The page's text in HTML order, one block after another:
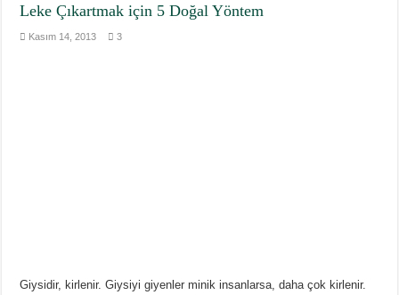
Leke Çıkartmak için 5 Doğal Yöntem
Kasım 14, 2013 3
Giysidir, kirlenir. Giysiyi giyenler minik insanlarsa, daha çok kirlenir.